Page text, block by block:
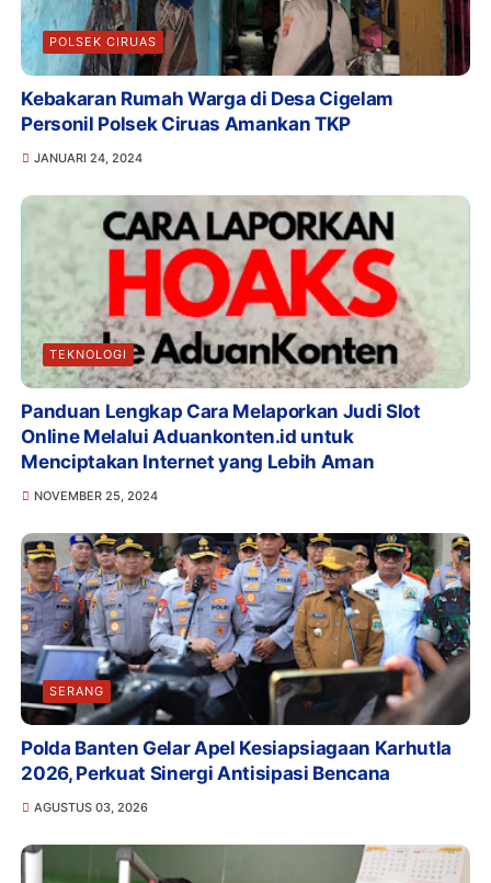
POLSEK CIRUAS
Kebakaran Rumah Warga di Desa Cigelam
Personil Polsek Ciruas Amankan TKP
JANUARI 24, 2024
TEKNOLOGI
Panduan Lengkap Cara Melaporkan Judi Slot
Online Melalui Aduankonten.id untuk
Menciptakan Internet yang Lebih Aman
NOVEMBER 25, 2024
SERANG
Polda Banten Gelar Apel Kesiapsiagaan Karhutla
2026, Perkuat Sinergi Antisipasi Bencana
AGUSTUS 03, 2026